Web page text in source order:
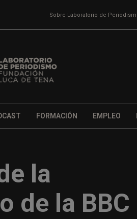
Sobre Laboratorio de
FORMACIÓN EMPLEO
la
de la BBC